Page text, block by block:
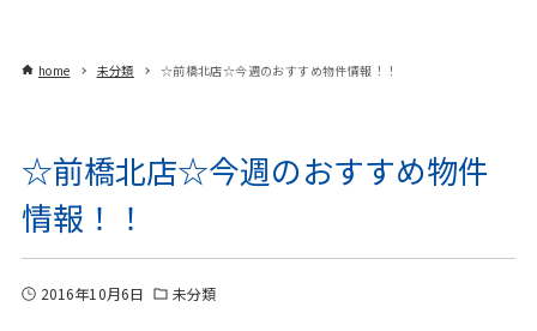
home 未分類 ☆前橋北店☆今週のおすすめ物件情報！！
☆前橋北店☆今週のおすすめ物件
情報！！
2016年10月6日 未分類